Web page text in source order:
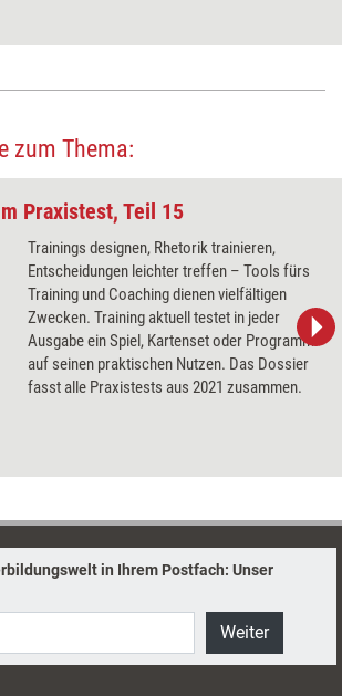
zum Thema:
Praxistest, Teil 15
Trainings designen, Rhetorik trainieren,
Entscheidungen leichter treffen – Tools fürs
Training und Coaching dienen vielfältigen
Zwecken. Training aktuell testet in jeder
Ausgabe ein Spiel, Kartenset oder Programm
auf seinen praktischen Nutzen. Das Dossier
fasst alle Praxistests aus 2021 zusammen.
in Ihrem Postfach: Unser
Weiter